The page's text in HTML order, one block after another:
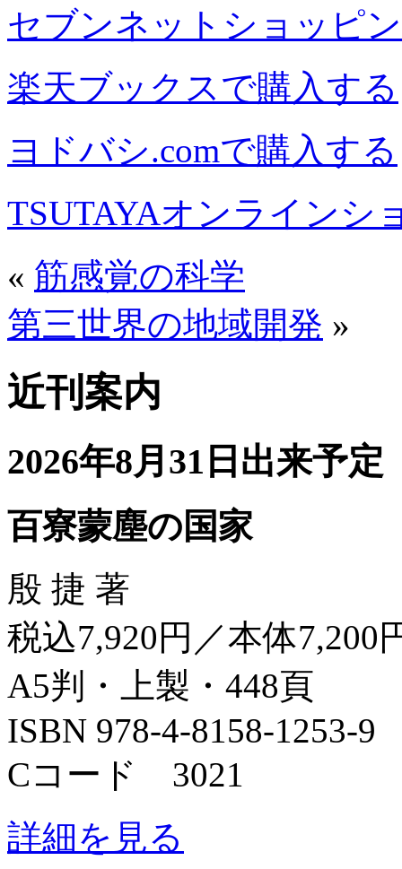
セブンネットショッピ
楽天ブックスで購入する
ヨドバシ.comで購入する
TSUTAYAオンラインシ
« 筋感覚の科学
第三世界の地域開発 »
近刊案内
2026年8月31日出来予定
百寮蒙塵の国家
殷 捷 著
税込7,920円／本体7,200
A5判・上製・448頁
ISBN 978-4-8158-1253-9
Cコード 3021
詳細を見る